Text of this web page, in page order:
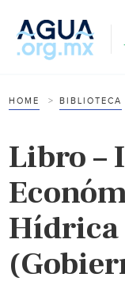
HOME BIBLIOTECA
Libro –
Hídrica